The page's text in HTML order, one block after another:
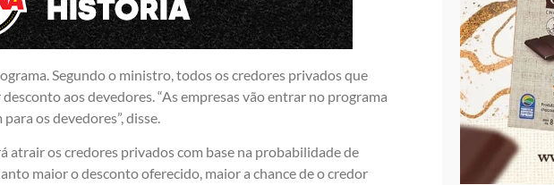
Segundo o ministro, todos os credores privados que
aos devedores. “As empresas vão entrar no programa
os devedores”, disse.
atrair os credores privados com base na probabilidade de
maior o desconto oferecido, maior a chance de o credor